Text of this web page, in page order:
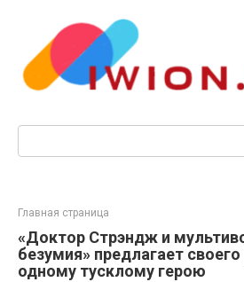
контенту
Главная страница
«Доктор Стрэндж и
безумия» предлагает
одному тусклому герою